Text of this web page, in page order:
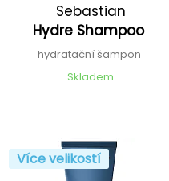
Sebastian
Hydre Shampoo
hydratační šampon
Skladem
Více velikostí